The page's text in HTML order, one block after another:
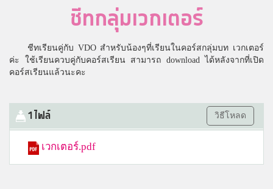
ชีทกลุ่มเวกเตอร์
ชีทเรียนคู่กับ VDO สำหรับน้องๆที่เรียนในคอร์สกลุ่มบท เวกเตอร์
ค่ะ ใช้เรียนควบคู่กับคอร์สเรียน สามารถ download ได้หลังจากที่เปิด
คอร์สเรียนแล้วนะคะ
1 ไฟล์ วิธีโหลด
เวกเตอร์.pdf